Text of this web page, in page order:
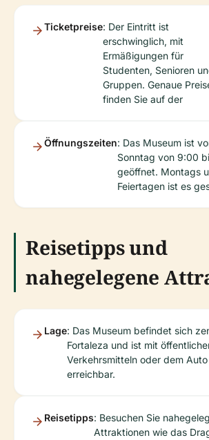
Ticketpreise: Der Eintritt ist
erschwinglich, mit
Ermäßigungen für
Studenten, Senioren
Gruppen. Genaue
finden Sie auf der
Öffnungszeiten: Das Museum ist
Sonntag von 9:00
geöffnet. Montags
Feiertagen ist es
Reisetipps und
nahegelegene
Lage: Das Museum befindet sich
Fortaleza und ist mit
Verkehrsmitteln oder dem
erreichbar.
Reisetipps: Besuchen Sie
Attraktionen wie das